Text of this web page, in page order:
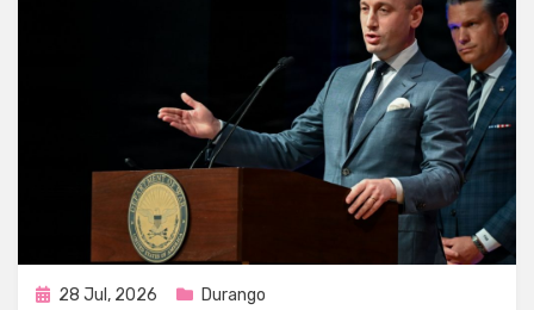
Publicada
28 Jul, 2026 Durango